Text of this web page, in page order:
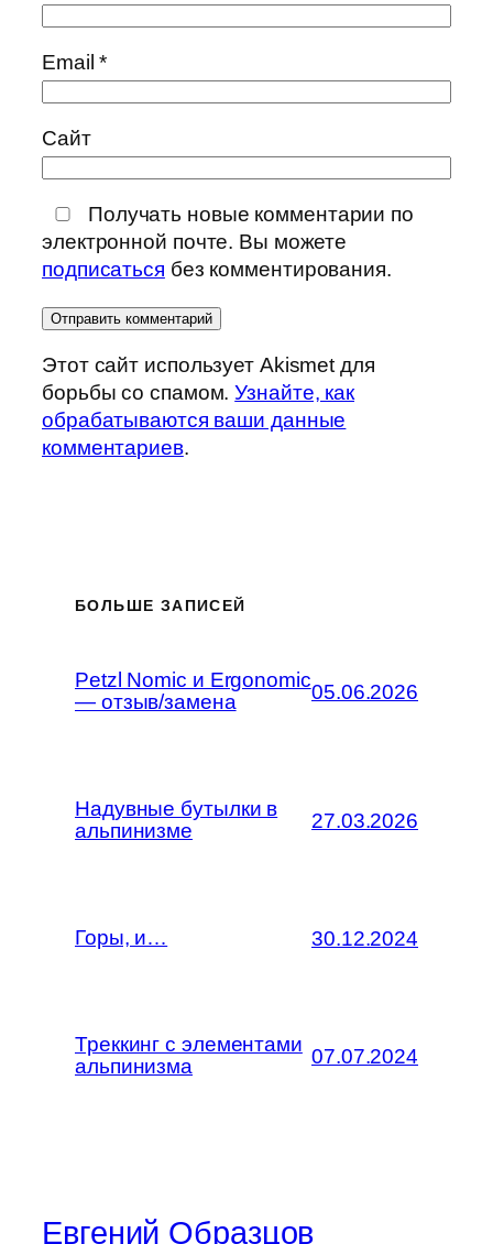
Email*
Сайт
Получать новые комментарии по
электронной почте. Вы можете
подписаться без комментирования.
Этот сайт использует Akismet для
борьбы со спамом.Узнайте, как
обрабатываются ваши данные
комментариев.
БОЛЬШЕ ЗАПИСЕЙ
Petzl Nomic и Ergonomic
— отзыв/замена
05.06.2026
Надувные бутылки в
альпинизме
27.03.2026
Горы, и… 30.12.2024
Треккинг с элементами
альпинизма
07.07.2024
Евгений Образцов